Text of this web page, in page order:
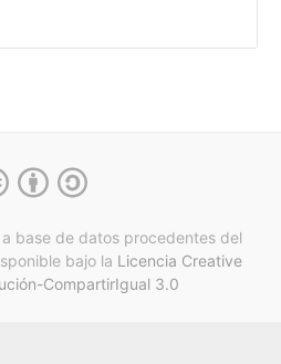
base de datos procedentes del
bajo la Licencia Creative
CompartirIgual 3.0